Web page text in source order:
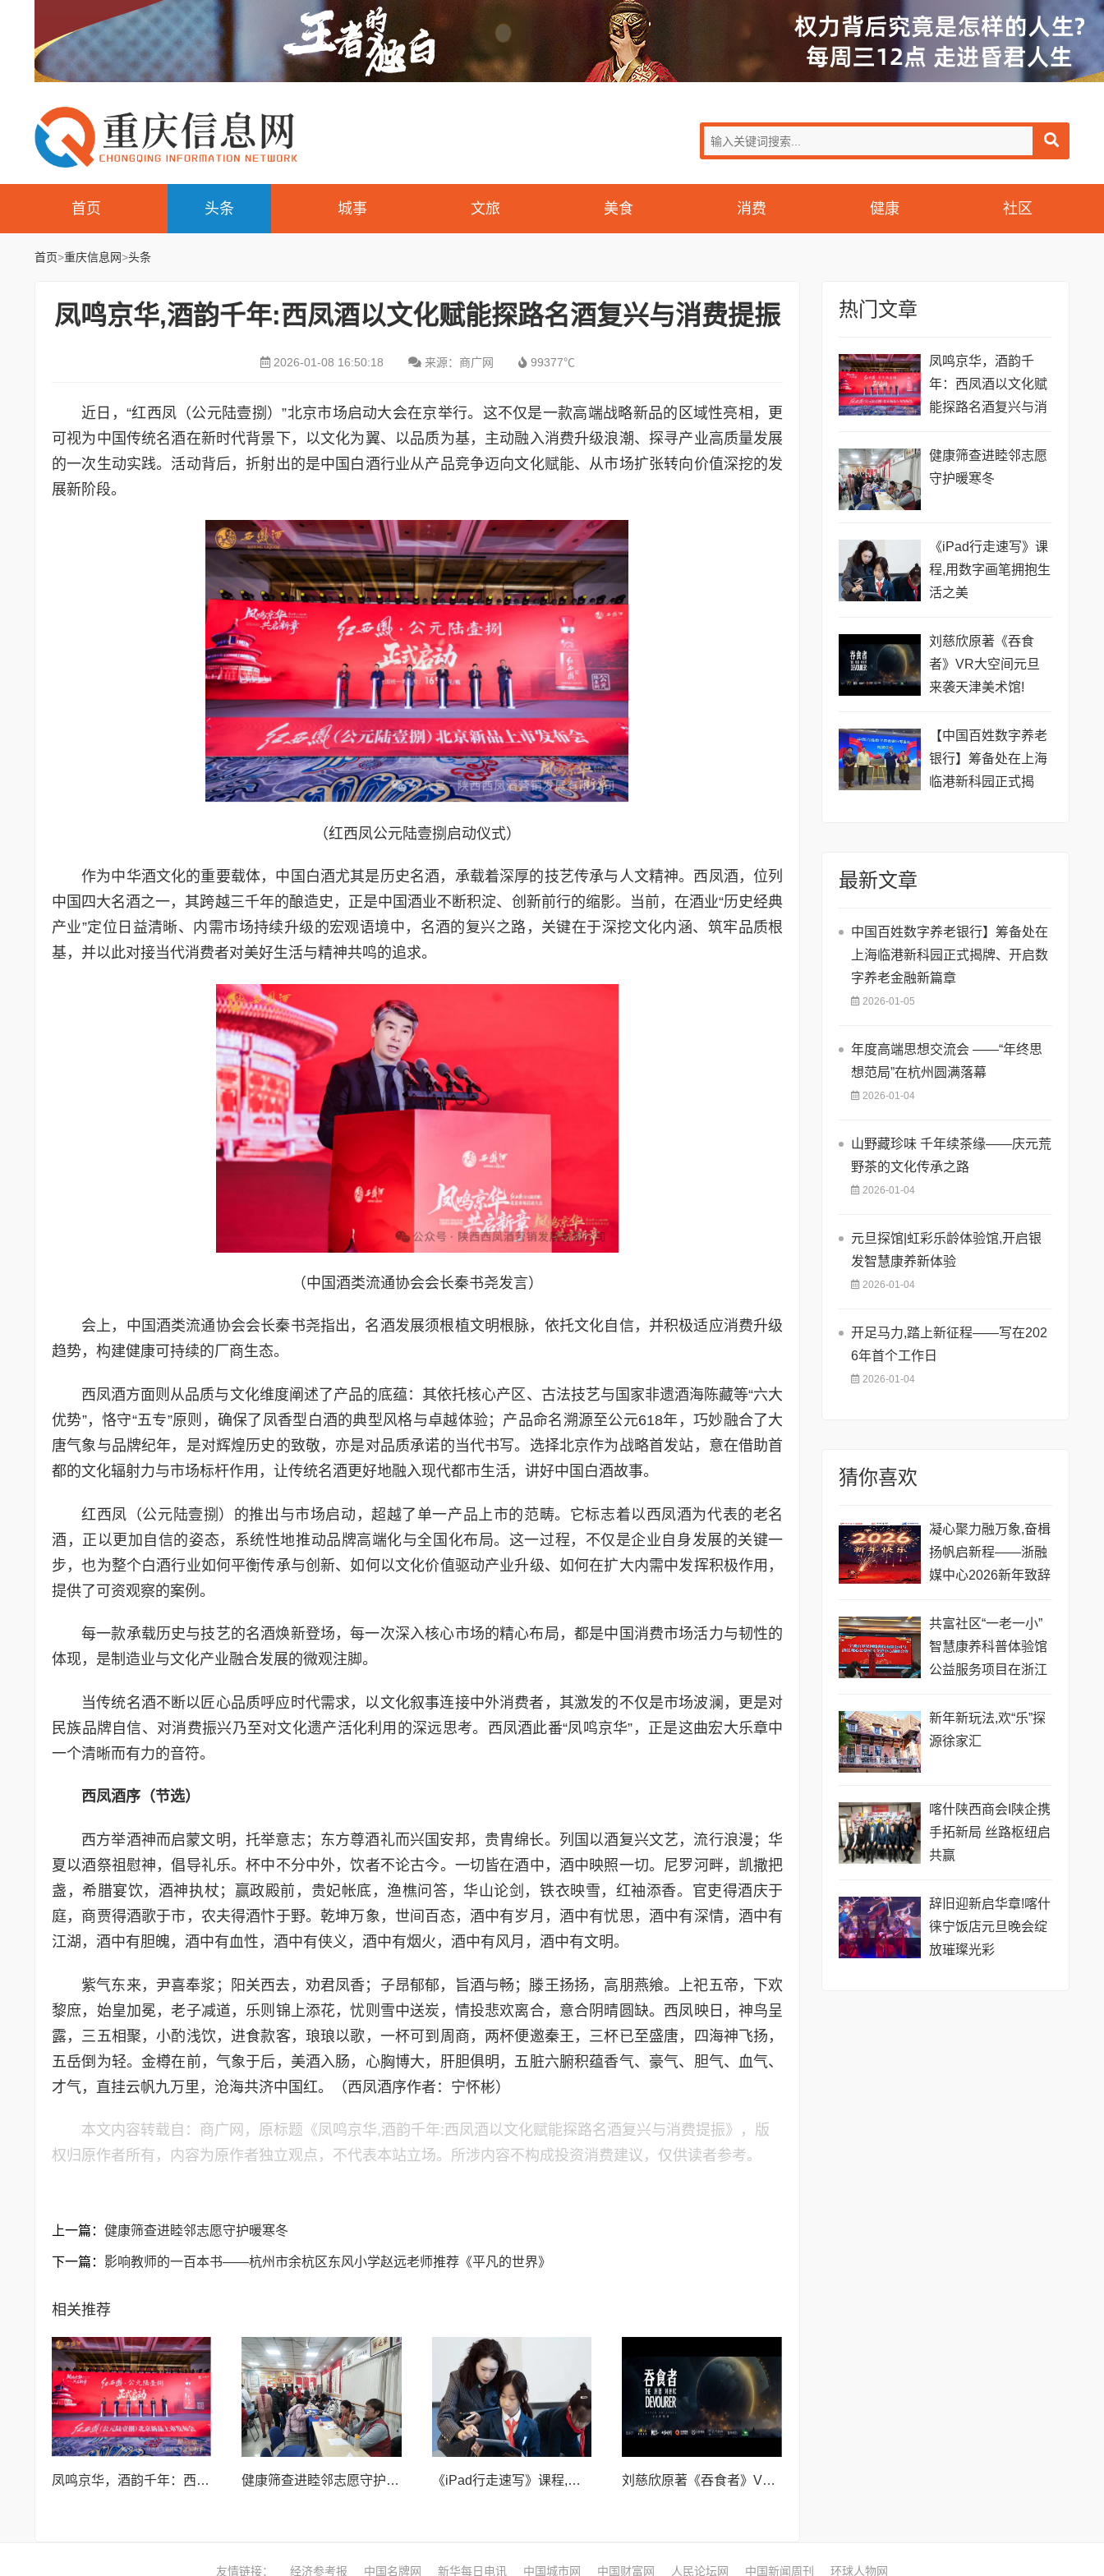
首页 头条 城事 文旅 美食 消费 健康 社区
首页>重庆信息网>头条
凤鸣京华,酒韵千年:西凤酒以文化赋能探路名酒复兴与消费提振
2026-01-08 16:50:18 来源：商广网 99377℃
近日，“红西凤（公元陆壹捌）”北京市场启动大会在京举行。这不仅是一款高端战略新品的区域性亮相，更
可视为中国传统名酒在新时代背景下，以文化为翼、以品质为基，主动融入消费升级浪潮、探寻产业高质量发展
的一次生动实践。活动背后，折射出的是中国白酒行业从产品竞争迈向文化赋能、从市场扩张转向价值深挖的发
展新阶段。
（红西凤公元陆壹捌启动仪式）
作为中华酒文化的重要载体，中国白酒尤其是历史名酒，承载着深厚的技艺传承与人文精神。西凤酒，位列
中国四大名酒之一，其跨越三千年的酿造史，正是中国酒业不断积淀、创新前行的缩影。当前，在酒业“历史经典
产业”定位日益清晰、内需市场持续升级的宏观语境中，名酒的复兴之路，关键在于深挖文化内涵、筑牢品质根
基，并以此对接当代消费者对美好生活与精神共鸣的追求。
（中国酒类流通协会会长秦书尧发言）
会上，中国酒类流通协会会长秦书尧指出，名酒发展须根植文明根脉，依托文化自信，并积极适应消费升级
趋势，构建健康可持续的厂商生态。
西凤酒方面则从品质与文化维度阐述了产品的底蕴：其依托核心产区、古法技艺与国家非遗酒海陈藏等“六大
优势”，恪守“五专”原则，确保了凤香型白酒的典型风格与卓越体验；产品命名溯源至公元618年，巧妙融合了大
唐气象与品牌纪年，是对辉煌历史的致敬，亦是对品质承诺的当代书写。选择北京作为战略首发站，意在借助首
都的文化辐射力与市场标杆作用，让传统名酒更好地融入现代都市生活，讲好中国白酒故事。
红西凤（公元陆壹捌）的推出与市场启动，超越了单一产品上市的范畴。它标志着以西凤酒为代表的老名
酒，正以更加自信的姿态，系统性地推动品牌高端化与全国化布局。这一过程，不仅是企业自身发展的关键一
步，也为整个白酒行业如何平衡传承与创新、如何以文化价值驱动产业升级、如何在扩大内需中发挥积极作用，
提供了可资观察的案例。
每一款承载历史与技艺的名酒焕新登场，每一次深入核心市场的精心布局，都是中国消费市场活力与韧性的
体现，是制造业与文化产业融合发展的微观注脚。
当传统名酒不断以匠心品质呼应时代需求，以文化叙事连接中外消费者，其激发的不仅是市场波澜，更是对
民族品牌自信、对消费振兴乃至对文化遗产活化利用的深远思考。西凤酒此番“凤鸣京华”，正是这曲宏大乐章中
一个清晰而有力的音符。
西凤酒序（节选）
西方举酒神而启蒙文明，托举意志；东方尊酒礼而兴国安邦，贵胄绵长。列国以酒复兴文艺，流行浪漫；华
夏以酒祭祖慰神，倡导礼乐。杯中不分中外，饮者不论古今。一切皆在酒中，酒中映照一切。尼罗河畔，凯撒把
盏，希腊宴饮，酒神执杖；赢政殿前，贵妃帐底，渔樵问答，华山论剑，铁衣映雪，红袖添香。官吏得酒庆于
庭，商贾得酒歌于市，农夫得酒忭于野。乾坤万象，世间百态，酒中有岁月，酒中有忧思，酒中有深情，酒中有
江湖，酒中有胆魄，酒中有血性，酒中有侠义，酒中有烟火，酒中有风月，酒中有文明。
紫气东来，尹喜奉浆；阳关西去，劝君凤香；子昂郁郁，旨酒与畅；滕王扬扬，高朋燕飨。上祀五帝，下欢
黎庶，始皇加冕，老子减道，乐则锦上添花，忧则雪中送炭，情投悲欢离合，意合阴晴圆缺。西凤映日，神鸟呈
露，三五相聚，小酌浅饮，进食款客，琅琅以歌，一杯可到周商，两杯便邀秦王，三杯已至盛唐，四海神飞扬，
五岳倒为轻。金樽在前，气象于后，美酒入肠，心胸博大，肝胆俱明，五脏六腑积蕴香气、豪气、胆气、血气、
才气，直挂云帆九万里，沧海共济中国红。（西凤酒序作者：宁怀彬）
本文内容转载自：商广网，原标题《凤鸣京华,酒韵千年:西凤酒以文化赋能探路名酒复兴与消费提振》，版
权归原作者所有，内容为原作者独立观点，不代表本站立场。所涉内容不构成投资消费建议，仅供读者参考。
上一篇： 健康筛查进睦邻志愿守护暖寒冬
下一篇： 影响教师的一百本书——杭州市余杭区东风小学赵远老师推荐《平凡的世界》
相关推荐
凤鸣京华，酒韵千年：西凤酒以文化赋能探路名酒复兴与消费提振 健康筛查进睦邻志愿守护暖寒冬 《iPad行走速写》课程,用数字画笔拥抱生活之美 刘慈欣原著《吞食者》VR大空间元旦来袭天津美术馆!
热门文章
凤鸣京华，酒韵千
年：西凤酒以文化赋
能探路名酒复兴与消
健康筛查进睦邻志愿
守护暖寒冬
《iPad行走速写》课
程,用数字画笔拥抱生
活之美
刘慈欣原著《吞食
者》VR大空间元旦
来袭天津美术馆!
【中国百姓数字养老
银行】筹备处在上海
临港新科园正式揭
最新文章
中国百姓数字养老银行】筹备处在
上海临港新科园正式揭牌、开启数
字养老金融新篇章
2026-01-05
年度高端思想交流会 ——“年终思
想范局”在杭州圆满落幕
2026-01-04
山野藏珍味 千年续茶缘——庆元荒
野茶的文化传承之路
2026-01-04
元旦探馆|虹彩乐龄体验馆,开启银
发智慧康养新体验
2026-01-04
开足马力,踏上新征程——写在202
6年首个工作日
2026-01-04
猜你喜欢
凝心聚力融万象,奋楫
扬帆启新程——浙融
媒中心2026新年致辞
共富社区“一老一小”
智慧康养科普体验馆
公益服务项目在浙江
新年新玩法,欢“乐”探
源徐家汇
喀什陕西商会I陕企携
手拓新局 丝路枢纽启
共赢
辞旧迎新启华章!喀什
徕宁饭店元旦晚会绽
放璀璨光彩
友情链接： 经济参考报 中国名牌网 新华每日电讯 中国城市网 中国财富网 人民论坛网 中国新闻周刊 环球人物网